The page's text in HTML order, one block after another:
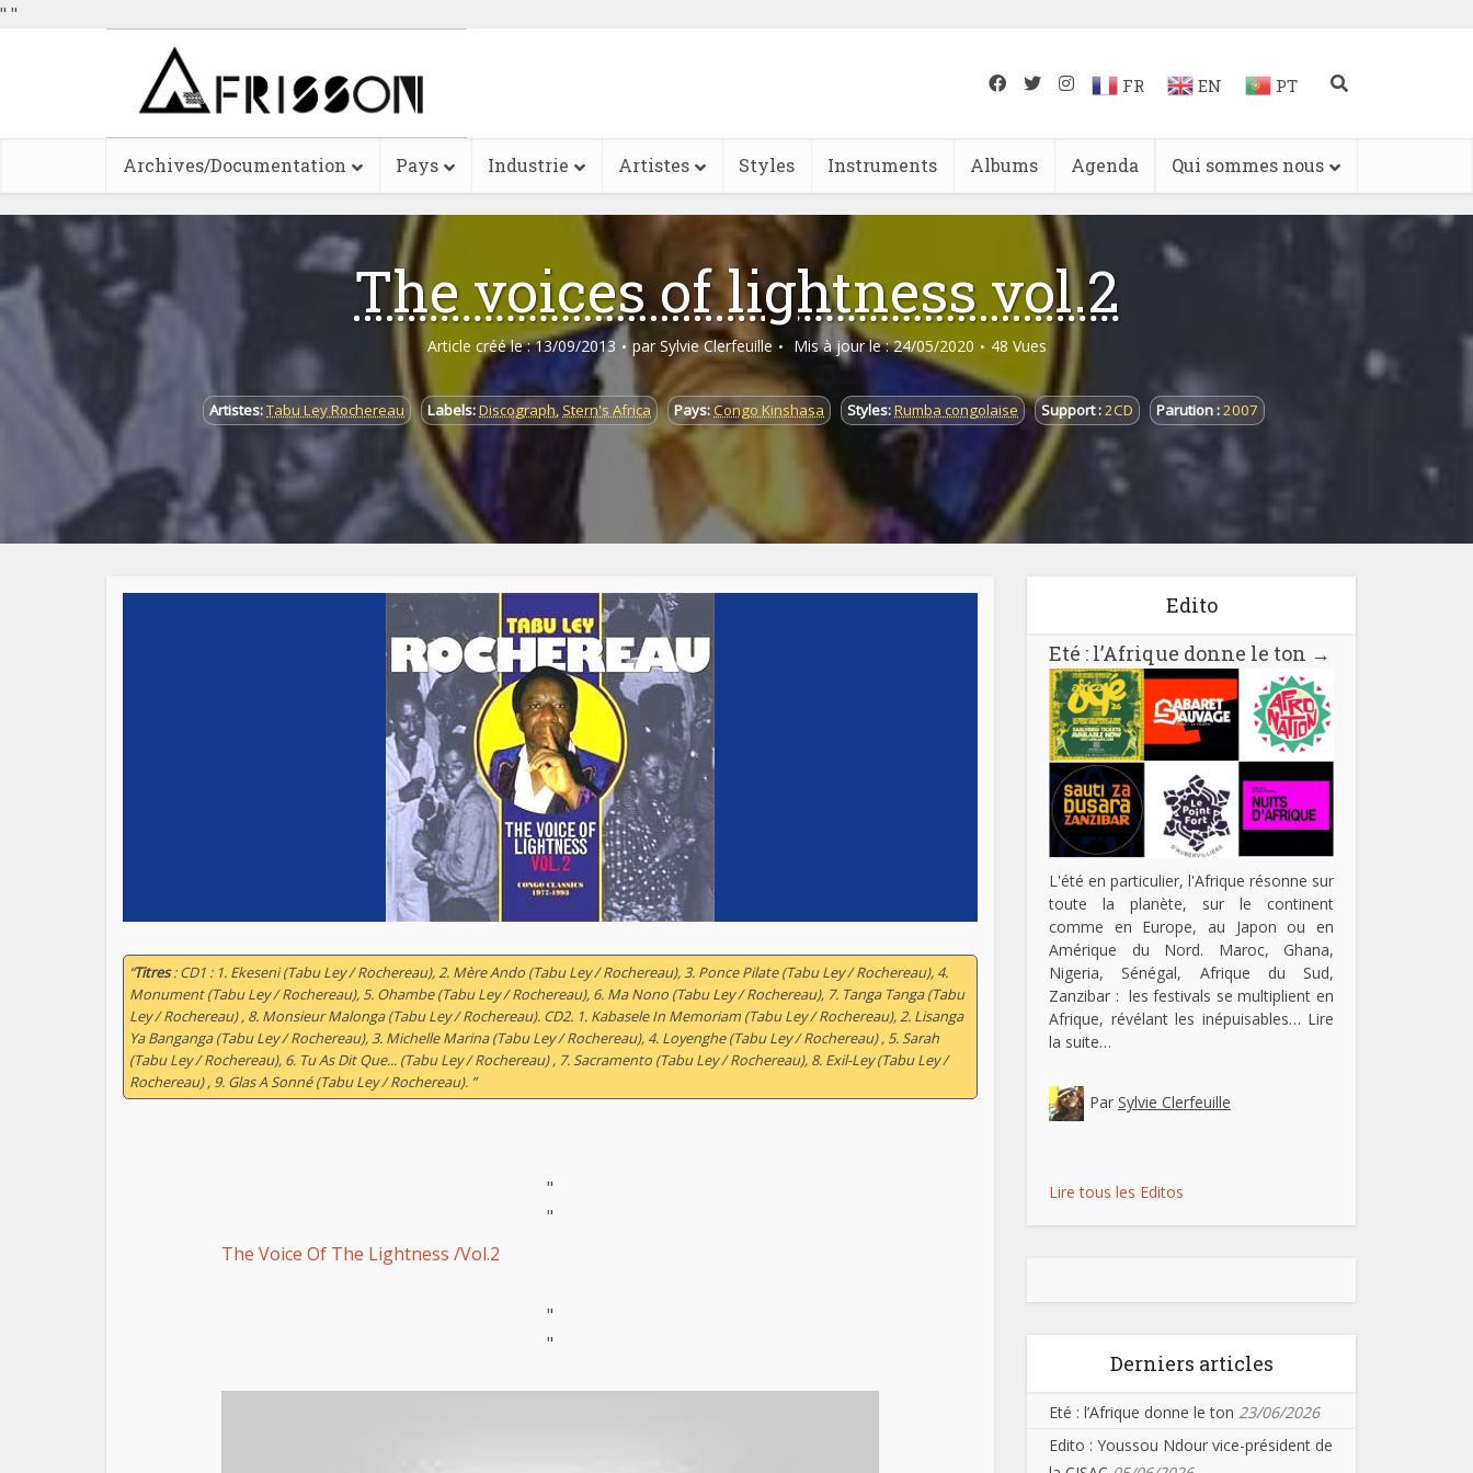
" "
FR EN PT
Archives/Documentation Pays Industrie Artistes Styles Instruments Albums Agenda Qui sommes nous
The voices of lightness vol.2
Article créé le : 13/09/2013 par Sylvie Clerfeuille Mis à jour le : 24/05/2020 48 Vues
Artistes:Tabu Ley Rochereau Labels:Discograph,Stern's Africa Pays: Congo Kinshasa Styles:Rumba congolaise Support :2CD Parution :2007
“Titres: CD1 : 1. Ekeseni (Tabu Ley / Rochereau), 2. Mère Ando (Tabu Ley / Rochereau), 3. Ponce Pilate (Tabu Ley / Rochereau), 4.
Monument (Tabu Ley / Rochereau), 5. Ohambe (Tabu Ley / Rochereau), 6. Ma Nono (Tabu Ley / Rochereau), 7. Tanga Tanga (Tabu
Ley / Rochereau) , 8. Monsieur Malonga (Tabu Ley / Rochereau). CD2. 1. Kabasele In Memoriam (Tabu Ley / Rochereau), 2. Lisanga
Ya Banganga (Tabu Ley / Rochereau), 3. Michelle Marina (Tabu Ley / Rochereau), 4. Loyenghe (Tabu Ley / Rochereau) , 5. Sarah
(Tabu Ley / Rochereau), 6. Tu As Dit Que... (Tabu Ley / Rochereau) , 7. Sacramento (Tabu Ley / Rochereau), 8. Exil-Ley (Tabu Ley /
Rochereau) , 9. Glas A Sonné (Tabu Ley / Rochereau). ”
"
"
The Voice Of The Lightness /Vol.2
"
"
Edito
Eté : l’Afrique donne le ton →
L'été en particulier, l'Afrique résonne sur
toute la planète, sur le continent
comme en Europe, au Japon ou en
Amérique du Nord. Maroc, Ghana,
Nigeria, Sénégal, Afrique du Sud,
Zanzibar : les festivals se multiplient en
Afrique, révélant les inépuisables… Lire
la suite…
Par Sylvie Clerfeuille
Lire tous les Editos
Derniers articles
Eté : l’Afrique donne le ton 23/06/2026
Edito : Youssou Ndour vice-président de